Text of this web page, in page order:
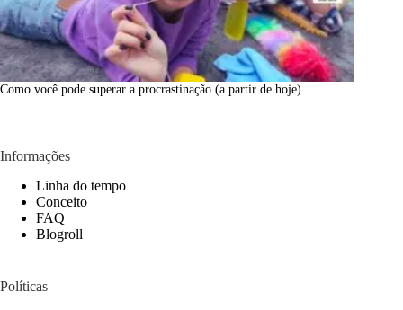
Como você pode superar a procrastinação (a partir de hoje).
Informações
Linha do tempo
Conceito
FAQ
Blogroll
Políticas